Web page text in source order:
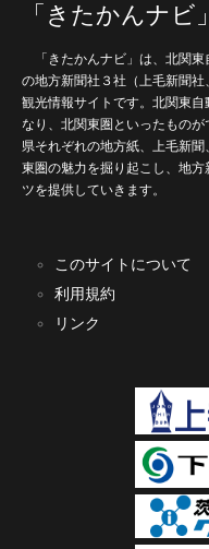
「きたかんナビ
「きたかんナビ」は、北関東
の地方新聞社３社（上毛新聞
観光情報サイトです。北関東
なり、北関東圏といったもの
県それぞれの地方紙、上毛新
東圏の魅力を掘り起こし、地
ツを提供していきます。
このサイトについて
利用規約
リンク